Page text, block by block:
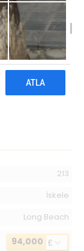
213
İskele
Long Beach
94,000 £